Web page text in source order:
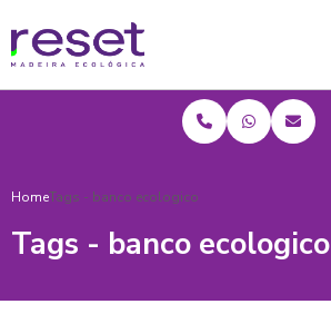
HomeTags - banco ecologico
Tags - banco ecologico